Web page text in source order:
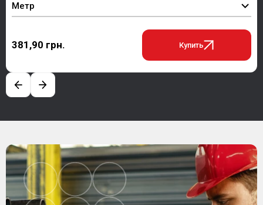
Метр
381,90 грн. Купить